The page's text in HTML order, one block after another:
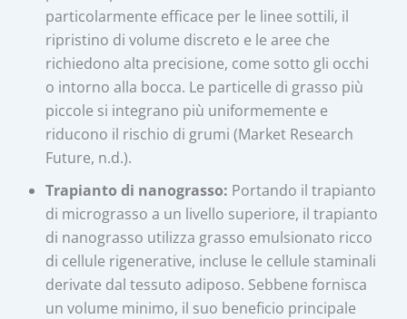
particolarmente efficace per le linee sottili, il
ripristino di volume discreto e le aree che
richiedono alta precisione, come sotto gli occhi
o intorno alla bocca. Le particelle di grasso più
piccole si integrano più uniformemente e
riducono il rischio di grumi (Market Research
Future, n.d.).
Trapianto di nanograsso: Portando il trapianto
di micrograsso a un livello superiore, il trapianto
di nanograsso utilizza grasso emulsionato ricco
di cellule rigenerative, incluse le cellule staminali
derivate dal tessuto adiposo. Sebbene fornisca
un volume minimo, il suo beneficio principale